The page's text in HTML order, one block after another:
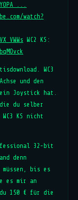
...
watch?
WC2 KS:
WC3
und den
Joystick hat.
du selber
KS nicht
32-bit
denn
bis es
es mir an
150 € für die